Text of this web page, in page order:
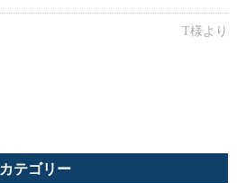
T様より
カテゴリー